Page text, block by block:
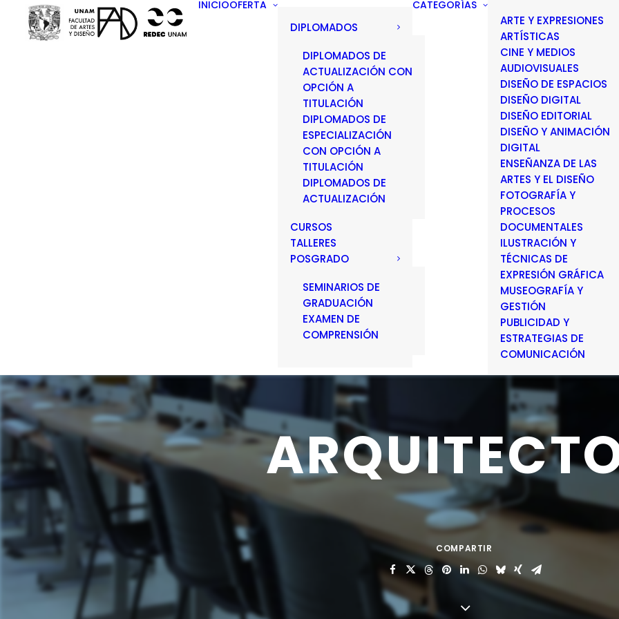
INICIOOFERTA
DIPLOMADOS
DIPLOMADOS DE
ACTUALIZACIÓN CON
OPCIÓN A
TITULACIÓN
DIPLOMADOS DE
ESPECIALIZACIÓN
CON OPCIÓN A
TITULACIÓN
DIPLOMADOS DE
ACTUALIZACIÓN
CURSOS
TALLERES
POSGRADO
SEMINARIOS DE
GRADUACIÓN
EXAMEN DE
COMPRENSIÓN
CATEGORÍAS
ARTE Y EXPRESIONES
ARTÍSTICAS
CINE Y MEDIOS
AUDIOVISUALES
DISEÑO DE ESPACIOS
DISEÑO DIGITAL
DISEÑO EDITORIAL
DISEÑO Y ANIMACIÓN
DIGITAL
ENSEÑANZA DE LAS
ARTES Y EL DISEÑO
FOTOGRAFÍA Y
PROCESOS
DOCUMENTALES
ILUSTRACIÓN Y
TÉCNICAS DE
EXPRESIÓN GRÁFICA
MUSEOGRAFÍA Y
GESTIÓN
PUBLICIDAD Y
ESTRATEGIAS DE
COMUNICACIÓN
COMPARTIR